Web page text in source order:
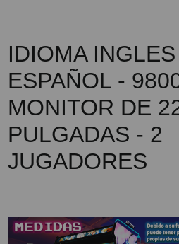
IDIOMA
ESPAÑOL -
MONITOR DE
PULGADAS - 2
JUGADORES